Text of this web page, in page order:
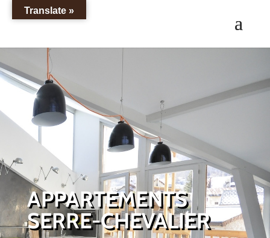
APPARTEMENTS
SERRE-CHEVALIER
Translate »